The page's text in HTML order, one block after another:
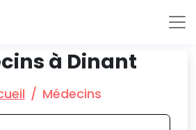
à Dinant
Médecins